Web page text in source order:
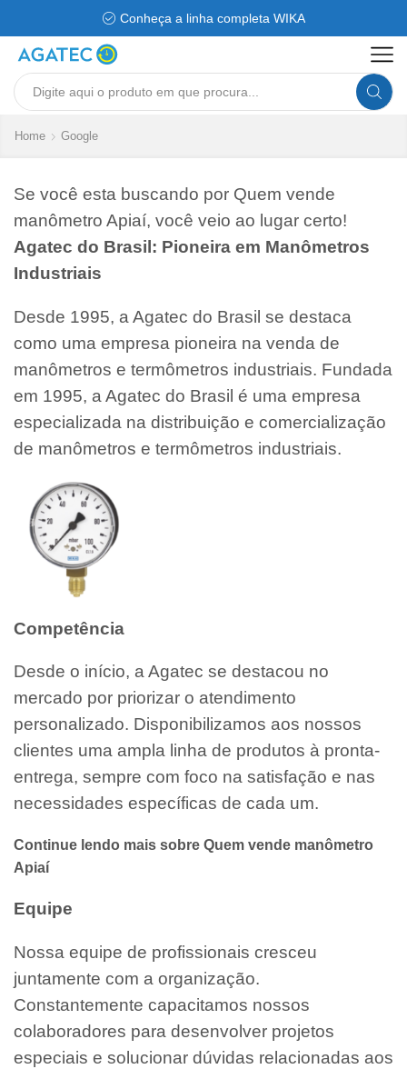
Conheça a linha completa WIKA
Search
Home Google
Se você esta buscando por Quem vende
manômetro Apiaí, você veio ao lugar certo!
Agatec do Brasil: Pioneira em Manômetros
Industriais
Desde 1995, a Agatec do Brasil se destaca
como uma empresa pioneira na venda de
manômetros e termômetros industriais. Fundada
em 1995, a Agatec do Brasil é uma empresa
especializada na distribuição e comercialização
de manômetros e termômetros industriais.
Competência
Desde o início, a Agatec se destacou no
mercado por priorizar o atendimento
personalizado. Disponibilizamos aos nossos
clientes uma ampla linha de produtos à pronta-
entrega, sempre com foco na satisfação e nas
necessidades específicas de cada um.
Continue lendo mais sobre Quem vende manômetro
Apiaí
Equipe
Nossa equipe de profissionais cresceu
juntamente com a organização.
Constantemente capacitamos nossos
colaboradores para desenvolver projetos
especiais e solucionar dúvidas relacionadas aos